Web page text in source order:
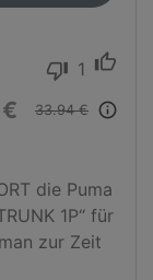
thumb_down 1 thumb_up
33.94 € info_outline
die Puma
1P“ für
zur Zeit